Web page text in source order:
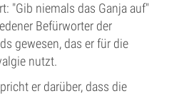
"Gib niemals das Ganja auf"
Befürworter der
gewesen, das er für die
nutzt.
er darüber, dass die